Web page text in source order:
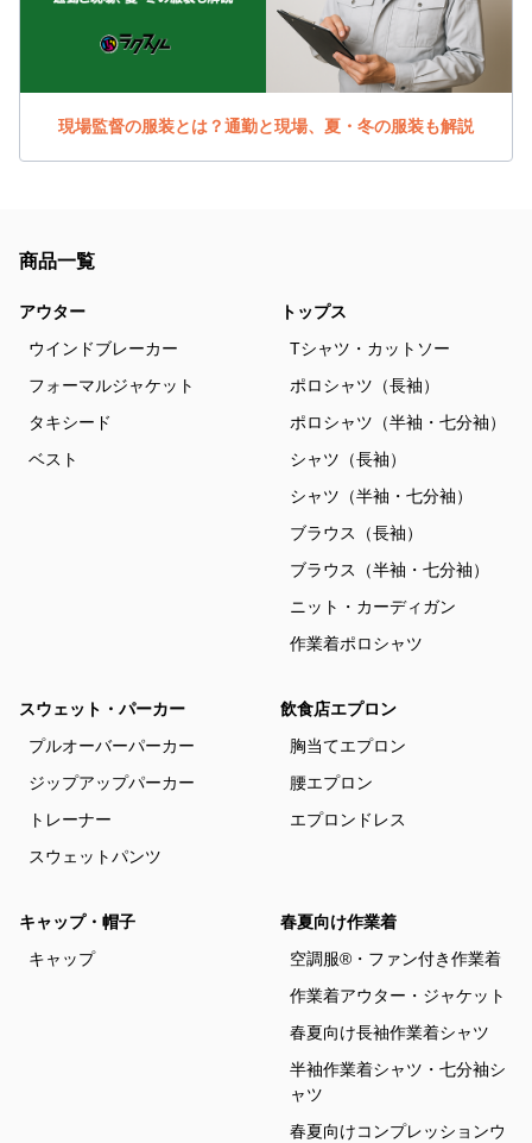
現場監督の服装とは？通勤と現場、夏・冬の服装も解説
商品一覧
アウター
ウインドブレーカー
フォーマルジャケット
タキシード
ベスト
トップス
Tシャツ・カットソー
ポロシャツ（長袖）
ポロシャツ（半袖・七分袖）
シャツ（長袖）
シャツ（半袖・七分袖）
ブラウス（長袖）
ブラウス（半袖・七分袖）
ニット・カーディガン
作業着ポロシャツ
スウェット・パーカー
プルオーバーパーカー
ジップアップパーカー
トレーナー
スウェットパンツ
飲食店エプロン
胸当てエプロン
腰エプロン
エプロンドレス
キャップ・帽子
キャップ
春夏向け作業着
空調服®・ファン付き作業着
作業着アウター・ジャケット
春夏向け長袖作業着シャツ
半袖作業着シャツ・七分袖シ
ャツ
春夏向けコンプレッションウ